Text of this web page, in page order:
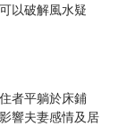
以破解風水疑
者平躺於床鋪
響夫妻感情及居